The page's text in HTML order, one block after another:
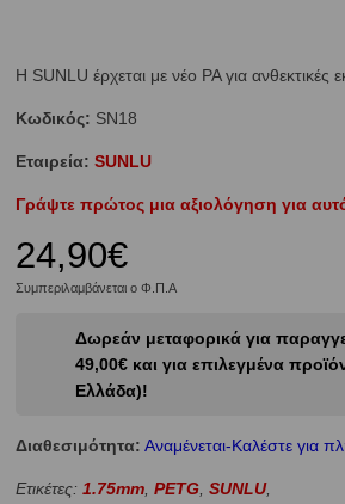
Η SUNLU έρχεται με νέο PA για ανθεκτικές
Κωδικός: SN18
Εταιρεία: SUNLU
Γράψτε πρώτος μια αξιολόγηση για
24,90€
Συμπεριλαμβάνεται ο Φ.Π.Α
Δωρεάν μεταφορικά για
49,00€ και για επιλεγμένα
Ελλάδα)!
Διαθεσιμότητα: Αναμένεται-Καλέστε για
Ετικέτες:1.75mm,PETG,SUNLU,